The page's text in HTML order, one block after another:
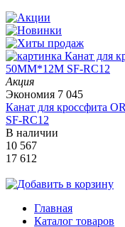
Акция
Экономия 7 045
Канат для кроссфита
SF-RС12
В наличии
10 567
17 612
Главная
Каталог товаров